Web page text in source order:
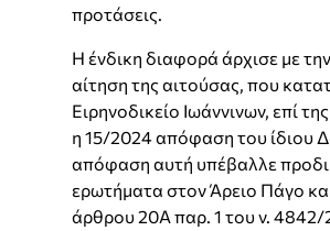
προτάσεις.
Η ένδικη διαφορά άρχισε με
αίτηση της αιτούσας, που
Ειρηνοδικείο Ιωάννινων, επί
η 15/2024 απόφαση του ίδιου
απόφαση αυτή υπέβαλλε
ερωτήματα στον Άρειο Πάγο
άρθρου 20Α παρ. 1 του ν. 4842/